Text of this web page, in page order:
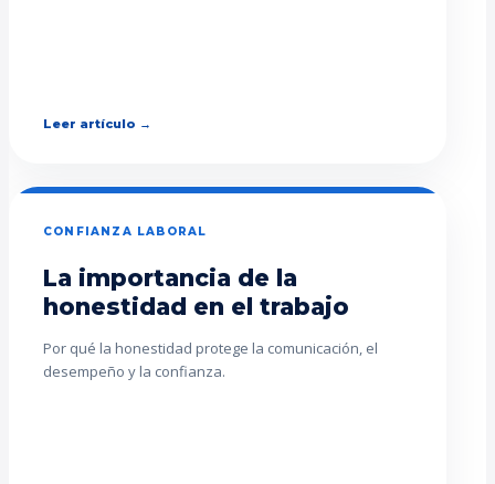
Leer artículo →
CONFIANZA LABORAL
La importancia de la
honestidad en el trabajo
Por qué la honestidad protege la comunicación, el
desempeño y la confianza.